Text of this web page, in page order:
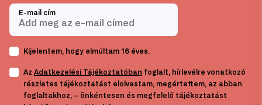
E-mail cím
Kijelentem, hogy elmúltam 16 éves.
Az Adatkezelési Tájékoztatóban foglalt, hírlevélre vonatkozó
részletes tájékoztatást elolvastam, megértettem, az abban
foglaltakhoz, – önkéntesen és megfelelő tájékoztatást